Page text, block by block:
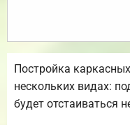
Постройка
нескольких видах:
будет отстаиваться